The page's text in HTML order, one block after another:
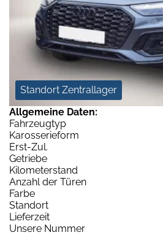
Standort Zentrallager
Allgemeine Daten:
Fahrzeugtyp
Karosserieform
Erst-Zul.
Getriebe
Kilometerstand
Anzahl der Türen
Farbe
Standort
Lieferzeit
Unsere Nummer